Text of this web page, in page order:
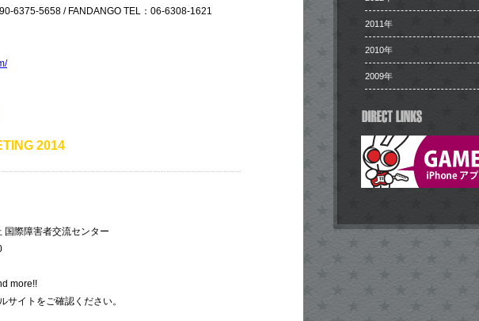
6375-5658 / FANDANGO TEL：06-6308-1621
2014
国際障害者交流センター
more!!
サイトをご確認ください。
2011年
2010年
2009年